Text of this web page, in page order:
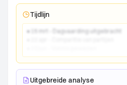
Tijdlijn
● 15 mrt - Dagvaarding uitgebracht
Uitgebreide analyse